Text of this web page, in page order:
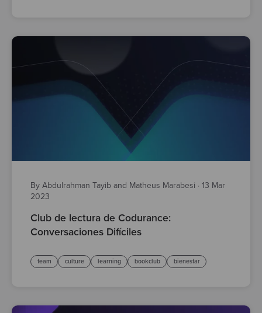
By Abdulrahman Tayib and Matheus Marabesi · 13 Mar
2023
Club de lectura de Codurance:
Conversaciones Difíciles
team culture learning bookclub bienestar